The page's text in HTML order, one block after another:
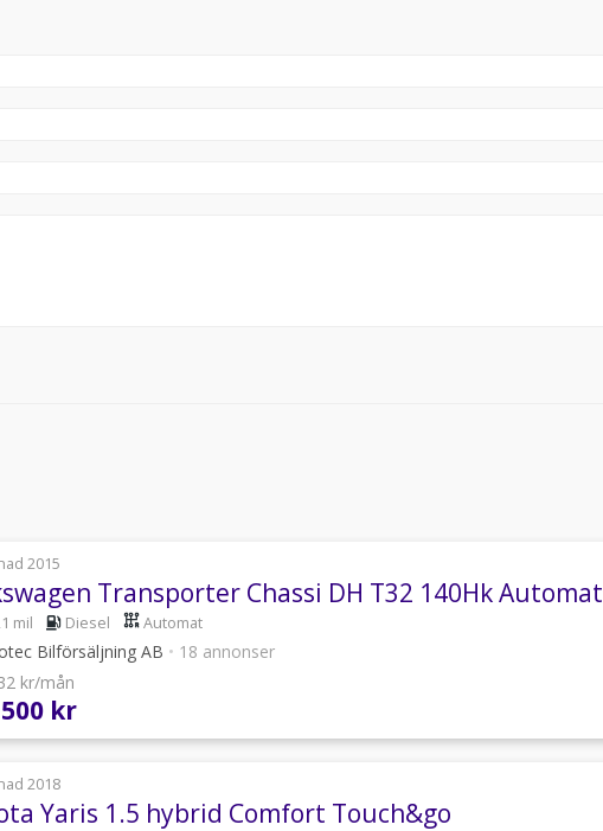
2015
Transporter Chassi DH T32 140Hk Automat
mil Diesel Automat
Bilförsäljning AB • 18 annonser
kr/mån
kr
2018
Yaris 1.5 hybrid Comfort Touch&go